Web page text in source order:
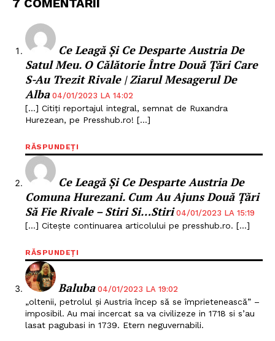
7 COMENTARII
Ce Leagă Și Ce Desparte Austria De
Satul Meu. O Călătorie Între Două Țări Care
S-Au Trezit Rivale | Ziarul Mesagerul De
Alba 04/01/2023 LA 14:02
[…] Citiți reportajul integral, semnat de Ruxandra
Hurezean, pe Presshub.ro! […]
RĂSPUNDEȚI
Ce Leagă Și Ce Desparte Austria De
Comuna Hurezani. Cum Au Ajuns Două Țări
Să Fie Rivale – Stiri Si…Stiri 04/01/2023 LA 15:19
[…] Citește continuarea articolului pe presshub.ro. […]
RĂSPUNDEȚI
Baluba 04/01/2023 LA 19:02
„oltenii, petrolul și Austria încep să se împrietenească” –
imposibil. Au mai incercat sa va civilizeze in 1718 si s’au
lasat pagubasi in 1739. Etern neguvernabili.